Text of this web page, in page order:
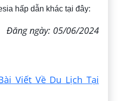
hấp dẫn khác tại đây:
Đăng ngày: 05/06/2024
Viết Về Du Lịch Tại